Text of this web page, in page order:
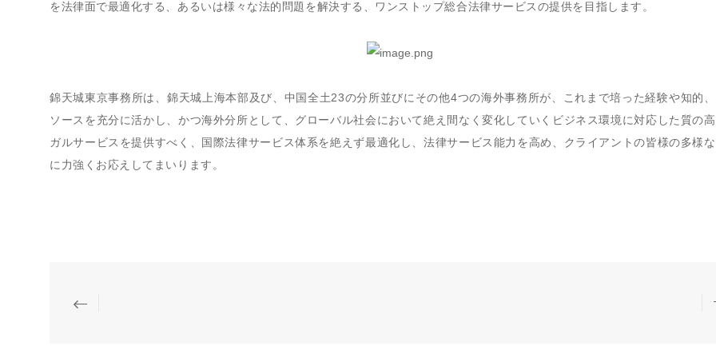
を法律面で最適化する、あるいは様々な法的問題を解決する、ワンストップ総合法律サービスの提供を目指します。
錦天城東京事務所は、錦天城上海本部及び、中国全土23の分所並びにその他4つの海外事務所が、これまで培った経験や知的、
ソースを充分に活かし、かつ海外分所として、グローバル社会において絶え間なく変化していくビジネス環境に対応した質の
ガルサービスを提供すべく、国際法律サービス体系を絶えず最適化し、法律サービス能力を高め、クライアントの皆様の多様
に力強くお応えしてまいります。